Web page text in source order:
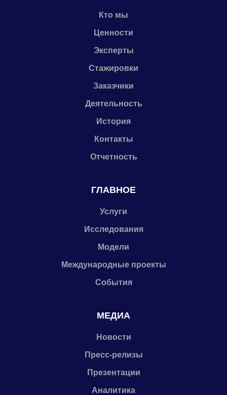
Кто мы
Ценности
Эксперты
Стажировки
Заказчики
Деятельность
История
Контакты
Отчетность
ГЛАВНОЕ
Услуги
Исследования
Модели
Международные проекты
События
МЕДИА
Новости
Пресс-релизы
Презентации
Аналитика